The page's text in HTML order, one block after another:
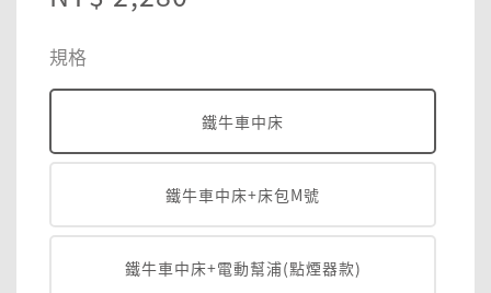
規格
鐵牛車中床
鐵牛車中床+床包M號
鐵牛車中床+電動幫浦(點煙器款)